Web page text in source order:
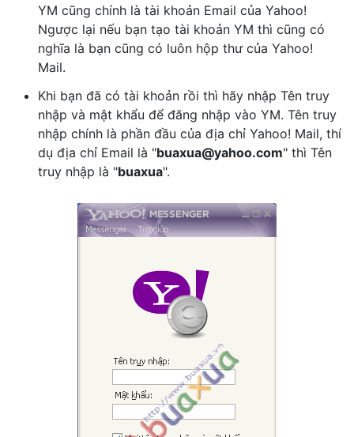
YM cũng chính là tài khoản Email của Yahoo!
Ngược lại nếu bạn tạo tài khoản YM thì cũng có
nghĩa là bạn cũng có luôn hộp thư của Yahoo!
Mail.
Khi bạn đã có tài khoản rồi thì hãy nhập Tên truy
nhập và mật khẩu để đăng nhập vào YM. Tên truy
nhập chính là phần đầu của địa chỉ Yahoo! Mail, thí
dụ địa chỉ Email là "buaxua@yahoo.com" thì Tên
truy nhập là "buaxua".